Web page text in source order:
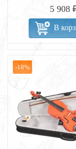
5 908
В
-18%